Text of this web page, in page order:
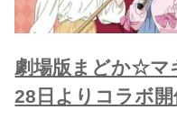
劇場版まどか☆マ
28日よりコラボ開